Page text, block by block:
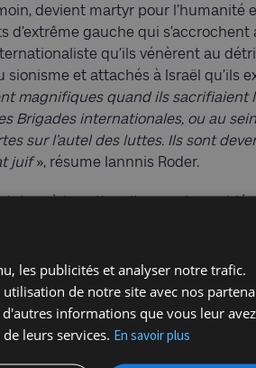
devient martyr pour l’humanité
d’extrême gauche qui
qu’ils vénèrent au
et attachés à Israël qu’ils
magnifiques quand ils sacrifiaient
Brigades internationales, ou au
sur l’autel des luttes. Ils sont
juif», résume Iannnis Roder.
où le nationalisme est
à la catastrophe de la Shoah,
identitaire sont nécessairement
nouveau préjudice aux Juifs, dont
européennes pour une
là une des conséquences de
peut aujourd’hui, comble de
« De fait, la singularité juive,
les publicités et analyser notre trafic.
de notre site avec nos
informations que vous leur avez
leurs services. En savoir plus